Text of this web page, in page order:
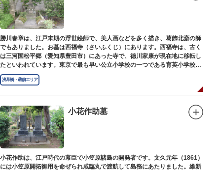
勝川春章は、江戸末期の浮世絵師で、美人画などを多く描き、葛飾北斎の師
でもありました。お墓は西福寺（さいふくじ）にあります。西福寺は、古く
は三河国松平郷（愛知県豊田市）にあった寺で、徳川家康が現在地に移転し
たといわれています。東京で最も早い公立小学校の一つである育英小学校の
発祥の地としても知られています。
浅草橋・蔵前エリア
小花作助墓
小花作助は、江戸時代の幕臣で小笠原諸島の開発者です。文久元年（1861）
には小笠原開拓御用を命ぜられ咸臨丸で渡航して島務にあたりました。維新